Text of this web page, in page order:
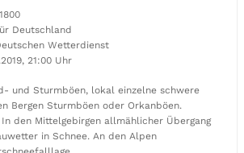
Deutschland
Wetterdienst
21:00 Uhr
und Sturmböen, lokal einzelne schwere
Bergen Sturmböen oder Orkanböen.
den Mittelgebirgen allmählicher Übergang
in Schnee. An den Alpen